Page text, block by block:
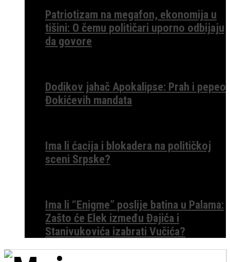
Patriotizam na megafon, ekonomija u
tišini: O čemu političari uporno odbijaju
da govore
Dodikov jahač Apokalipse: Prah i pepeo
Đokićevih mandata
Ima li ćacija i blokadera na političkoj
sceni Srpske?
Ima li “Enigme” poslije batina u Palama:
Zašto će Elek između Đajića i
Stanivukovića izabrati Vučića?